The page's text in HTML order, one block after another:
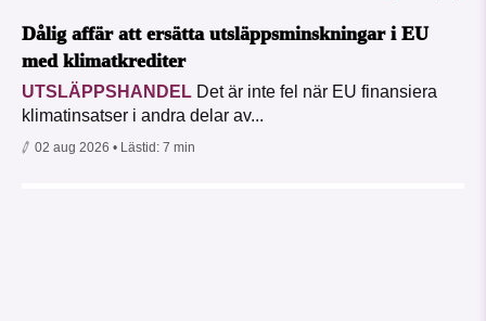
Dålig affär att ersätta utsläppsminskningar i EU
med klimatkrediter
UTSLÄPPSHANDEL Det är inte fel när EU finansiera
klimatinsatser i andra delar av...
02 aug 2026 • Lästid: 7 min